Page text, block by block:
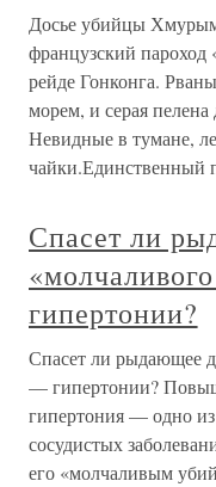
Досье убийцы
французский пароход
рейде Гонконга.
морем, и серая
Невидные в тумане,
чайки.Единственный
Спасет ли
гипертонии?
Спасет ли рыдающее
— гипертонии?
гипертония — одно
сосудистых
его «молчаливым